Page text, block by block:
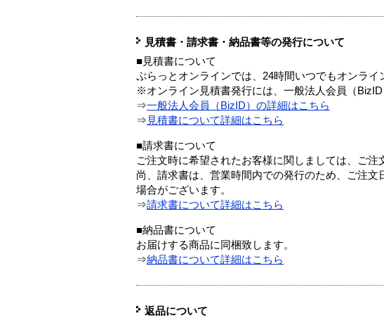
見積書・請求書・納品書等の発行について
■見積書について
ぷらっとオンラインでは、24時間いつでもオンライ
※オンライン見積書発行には、一般法人会員（BizID
⇒一般法人会員（BizID）の詳細はこちら
⇒ 見積書について詳細はこちら
■請求書について
ご注文時に希望されたお客様に関しましては、ご注
尚、請求書は、営業時間内での発行のため、ご注
場合がございます。
⇒請求書について詳細はこちら
■納品書について
お届けする商品に同梱致します。
⇒納品書について詳細はこちら
返品について